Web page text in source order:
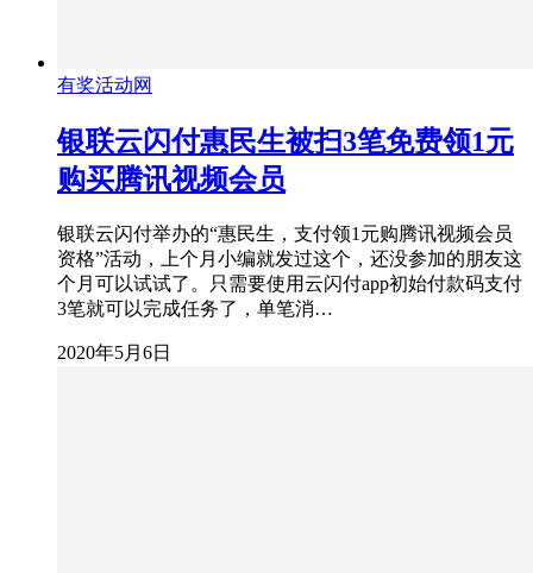
有奖活动网
银联云闪付惠民生被扫3笔免费领1元
购买腾讯视频会员
银联云闪付举办的“惠民生，支付领1元购腾讯视频会员
资格”活动，上个月小编就发过这个，还没参加的朋友这
个月可以试试了。只需要使用云闪付app初始付款码支付
3笔就可以完成任务了，单笔消…
2020年5月6日